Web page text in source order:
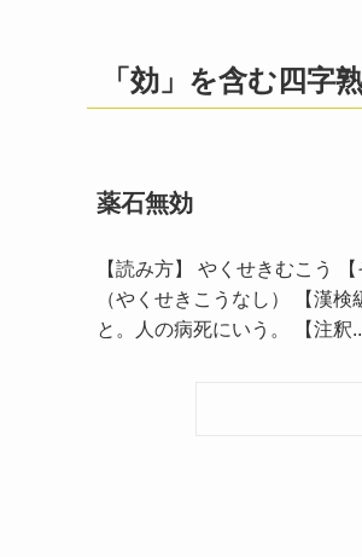
「効」を含む四字
薬石無効
【読み方】 やくせきむこう
（やくせきこうなし） 【漢
と。人の病死にいう。 【注釈